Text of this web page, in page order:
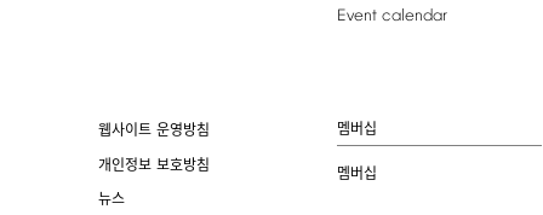
Event calendar
웹사이트 운영방침
개인정보 보호방침
뉴스
멤버십
멤버십